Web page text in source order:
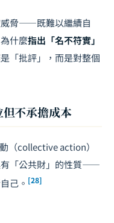
威脅——既難以繼續自
什麼指出「名不符實」
是「批評」，而是對整個
不承擔成本
（collective action）
有「公共財」的性質——
己。 [28]